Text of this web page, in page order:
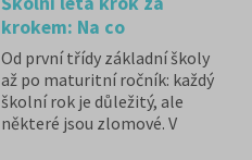
krokem: Na co
nezapomenout od 1. třídy
až po maturitu
Od první třídy základní školy
až po maturitní ročník: každý
školní rok je důležitý, ale
některé jsou zlomové. V